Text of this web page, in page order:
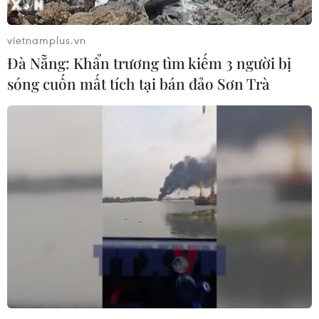
AFC ấn tượng với sự trở lại của bóng đá
Việt Nam sau đại dịch COVID-19
Không chỉ AFC ấn tượng với sự trở lại của bóng đá Việt
Nam mà các trang báo khác trong khu vực Đông Nam
Á đều có những bài viết bình luận về sự kiện khai mạc
Cúp Quốc gia-Bamboo Airways 2020.
vietnamplus.vn
Đà Nẵng: Khẩn trương tìm kiếm 3 người bị
sóng cuốn mất tích tại bán đảo Sơn Trà